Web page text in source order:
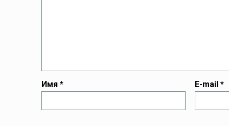
Имя* E-mail*